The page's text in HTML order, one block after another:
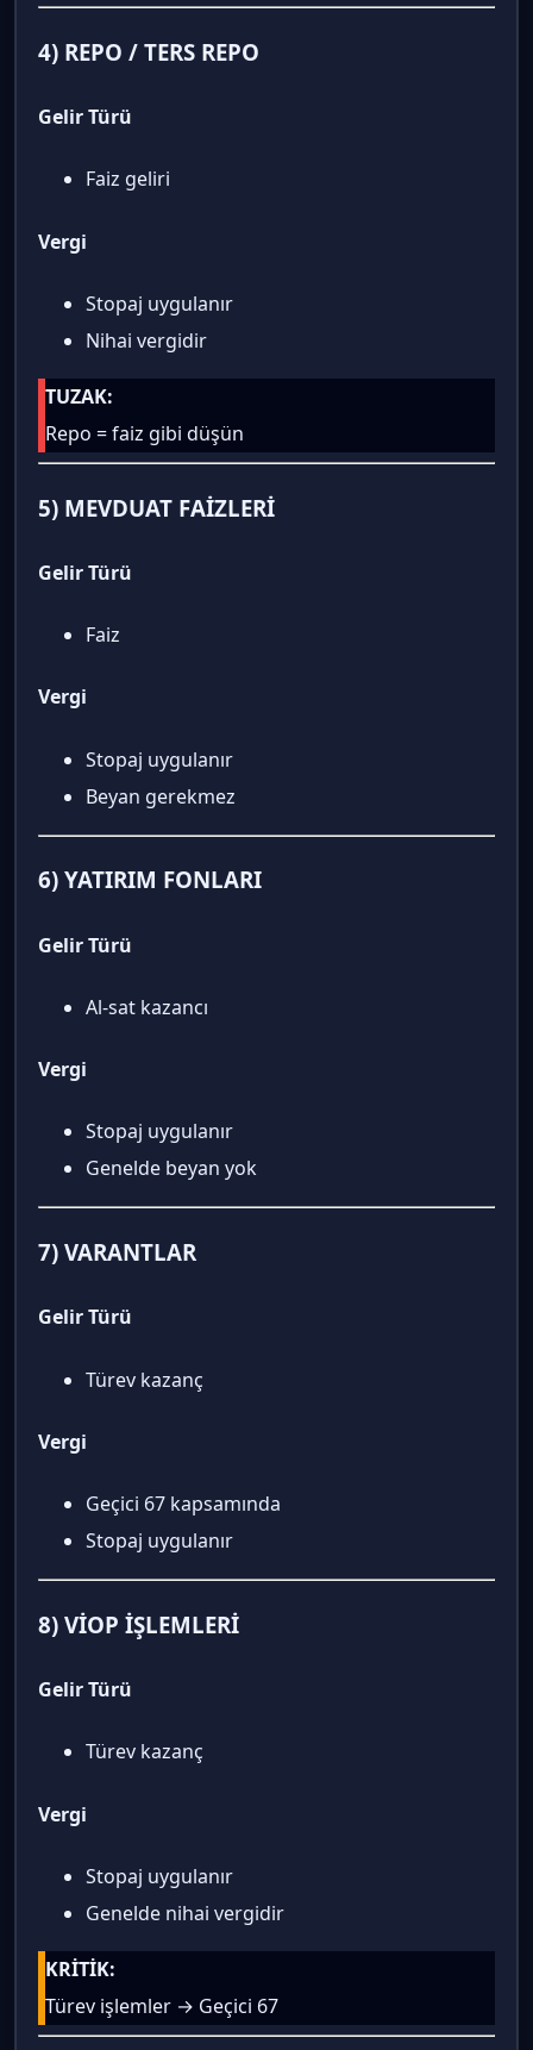
4) REPO / TERS REPO
Gelir Türü
Faiz geliri
Vergi
Stopaj uygulanır
Nihai vergidir
TUZAK:
Repo = faiz gibi düşün
5) MEVDUAT FAİZLERİ
Gelir Türü
Faiz
Vergi
Stopaj uygulanır
Beyan gerekmez
6) YATIRIM FONLARI
Gelir Türü
Al-sat kazancı
Vergi
Stopaj uygulanır
Genelde beyan yok
7) VARANTLAR
Gelir Türü
Türev kazanç
Vergi
Geçici 67 kapsamında
Stopaj uygulanır
8) VİOP İŞLEMLERİ
Gelir Türü
Türev kazanç
Vergi
Stopaj uygulanır
Genelde nihai vergidir
KRİTİK:
Türev işlemler → Geçici 67